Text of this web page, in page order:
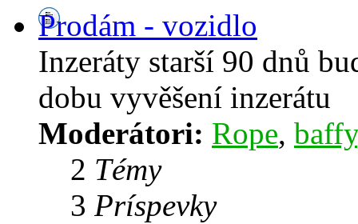
Prodám - vozidlo
Inzeráty starší 90 dnů
dobu vyvěšení inzerátu
Moderátori: Rope, baffy
2 Témy
3 Príspevky